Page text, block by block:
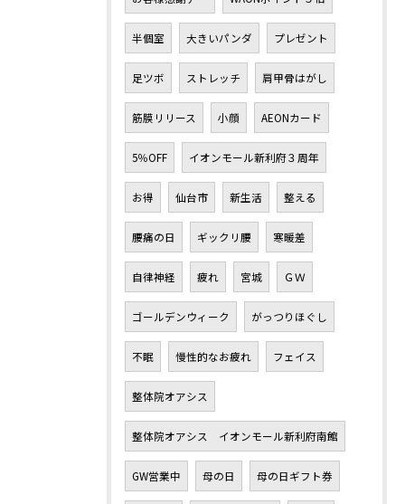
半個室 大きいパンダ プレゼント
足ツボ ストレッチ 肩甲骨はがし
筋膜リリース 小顔 AEONカード
5％OFF イオンモール新利府３周年
お得 仙台市 新生活 整える
腰痛の日 ギックリ腰 寒暖差
自律神経 疲れ 宮城 ＧＷ
ゴールデンウィーク がっつりほぐし
不眠 慢性的なお疲れ フェイス
整体院オアシス
整体院オアシス イオンモール新利府南館
GW営業中 母の日 母の日ギフト券